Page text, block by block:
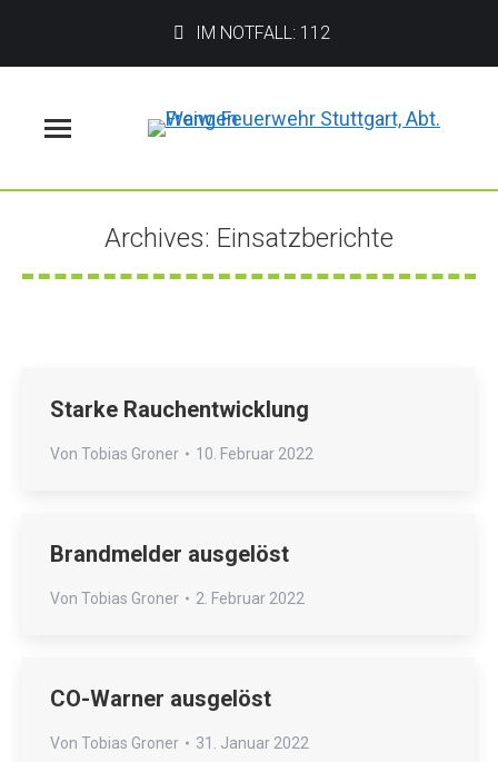
IM NOTFALL: 112
Archives: Einsatzberichte
Sie befinden sich hier:
Starke Rauchentwicklung
Von Tobias Groner 10. Februar 2022
Brandmelder ausgelöst
Von Tobias Groner 2. Februar 2022
CO-Warner ausgelöst
Von Tobias Groner 31. Januar 2022